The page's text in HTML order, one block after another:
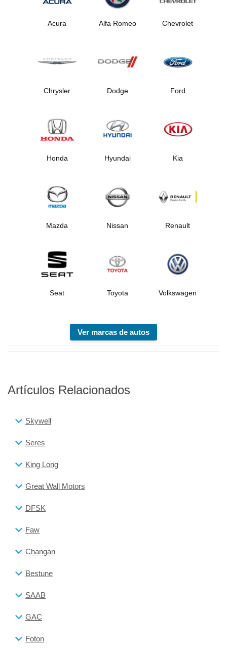
Acura Alfa Romeo Chevrolet
Chrysler Dodge Ford
Honda Hyundai Kia
Mazda Nissan Renault
Seat Toyota Volkswagen
Ver marcas de autos
Artículos Relacionados
Skywell
Seres
King Long
Great Wall Motors
DFSK
Faw
Changan
Bestune
SAAB
GAC
Foton